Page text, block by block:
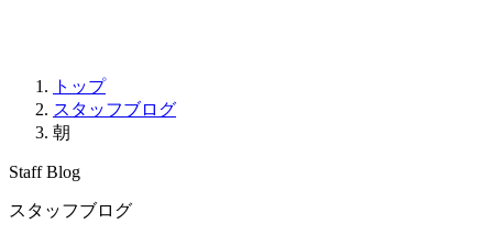
トップ
スタッフブログ
朝
Staff Blog
スタッフブログ